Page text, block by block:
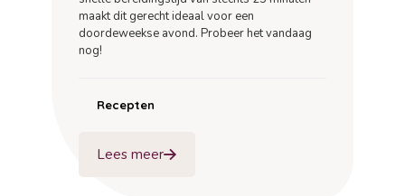
maakt dit gerecht ideaal voor een
doordeweekse avond. Probeer het vandaag
nog!
Recepten
Lees meer